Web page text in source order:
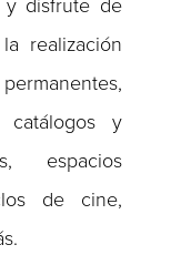
y disfrute de
realización
catálogos y
espacios
de cine,